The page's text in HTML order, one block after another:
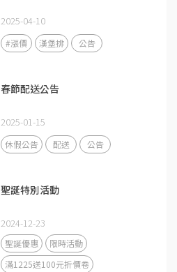
2025-04-10
#漲價 漢堡排 公告
春節配送公告
2025-01-15
休假公告 配送 公告
聖誕特別活動
2024-12-23
聖誕優惠
限時活動
滿1225送100元折價卷